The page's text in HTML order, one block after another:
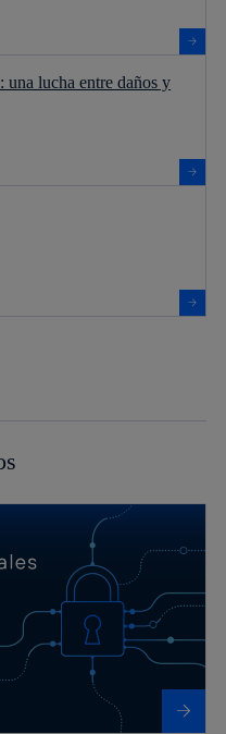
una lucha entre daños y